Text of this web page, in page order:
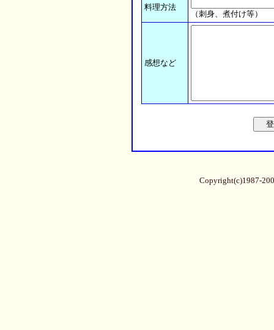
料理方法
（刺身、煮付け等）
感想など
Copyright(c)1987-